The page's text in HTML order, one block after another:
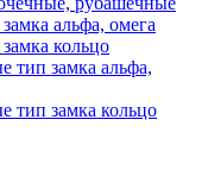
альфа, омега
кольцо
тип замка альфа,
тип замка кольцо